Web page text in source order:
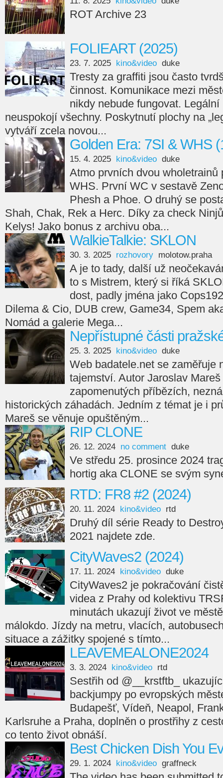
ROT Archive 23
FOLIEART (2025)
23. 7. 2025 kino&video duke
Tresty za graffiti jsou často
činnost. Komunikace mezi
nikdy nebude fungovat.
neuspokojí všechny. Poskytnutí plochy na
vytváří zcela novou...
Golden Era: 7SI & WHS
15. 4. 2025 kino&video duke
Atmo prvních dvou wholetrainů
WHS. První WC v sestavě
Phesh a Phoe. O druhý se
Shah, Chak, Rek a Herc. Díky za check
Kelys! Jako bonus z archivu oba...
WalkieTalkie: SKLON
30. 3. 2025 rozhovory molotow.praha
A je to tady, další už
to s Mistrem, který si říká
dost, padly jména jako
Dilema & Cio, DUB crew, Game34, Spem
Nomád a galerie Mega...
Nepřístupné části
25. 3. 2025 kino&video duke
Web badatele.net se zaměřuje
tajemství. Autor Jaroslav
zapomenutých příbězích,
historických záhadách. Jedním z témat je i
Mareš se věnuje opuštěným...
RIP CLONE
26. 12. 2024 no comment duke
Ve středu 25. prosince 2024
hortig aka CLONE se svým
RTD: FR8 #2 (2024)
20. 11. 2024 kino&video rtd
Druhý díl série Ready to
2021 najdete zde.
CityWaves2 (2024)
17. 11. 2024 kino&video duke
CityWaves2 je pokračování
videa z Prahy od kolektivu
minutách ukazují život ve
málokdo. Jízdy na metru, vlacích,
situace a zážitky spojené s tímto...
LEAVEMEALONE2024
3. 3. 2024 kino&video rtd
Sestřih od @__krstftb_
backjumpy po evropských
Budapešť, Vídeň, Neapol,
Karlsruhe a Praha, doplněn o prostřihy z
co tento život obnáší.
Best Chicken Dish You
29. 1. 2024 kino&video graffneck